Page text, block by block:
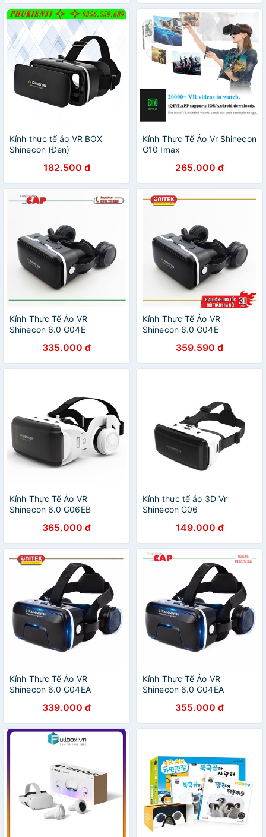
Kính thực tế ảo VR BOX
Shinecon (Đen)
182.500 đ
Kính Thực Tế Ảo Vr Shinecon
G10 Imax
265.000 đ
Kính Thực Tế Ảo VR
Shinecon 6.0 G04E
335.000 đ
Kính Thực Tế Ảo VR
Shinecon 6.0 G04E
359.590 đ
Kính Thực Tế Ảo VR
Shinecon 6.0 G06EB
365.000 đ
Kính thực tế ảo 3D Vr
Shinecon G06
149.000 đ
Kính Thực Tế Ảo VR
Shinecon 6.0 G04EA
339.000 đ
Kính Thực Tế Ảo VR
Shinecon 6.0 G04EA
355.000 đ